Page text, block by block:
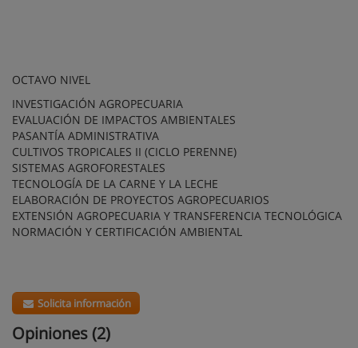
OCTAVO NIVEL
INVESTIGACIÓN AGROPECUARIA
EVALUACIÓN DE IMPACTOS AMBIENTALES
PASANTÍA ADMINISTRATIVA
CULTIVOS TROPICALES II (CICLO PERENNE)
SISTEMAS AGROFORESTALES
TECNOLOGÍA DE LA CARNE Y LA LECHE
ELABORACIÓN DE PROYECTOS AGROPECUARIOS
EXTENSIÓN AGROPECUARIA Y TRANSFERENCIA TECNOLÓGICA
NORMACIÓN Y CERTIFICACIÓN AMBIENTAL
Solicita información
Opiniones (2)